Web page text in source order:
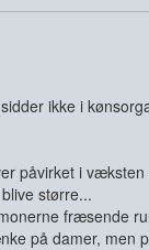
ikke i
påvirket i
større...
fræsende
på damer, men